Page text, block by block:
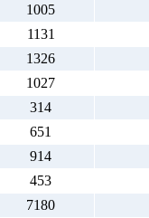
1005
1131
1326
1027
314
651
914
453
7180